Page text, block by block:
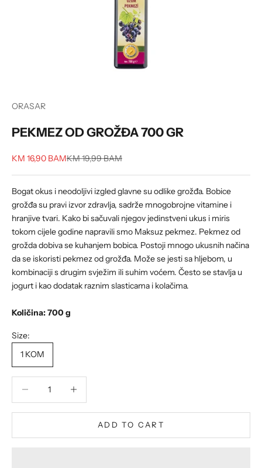
ORASAR
PEKMEZ OD GROŽĐA 700 GR
Sale price
KM 16,90 BAMRegular price
KM 19,99 BAM
Bogat okus i neodoljivi izgled glavne su odlike grožđa. Bobice
grožđa su pravi izvor zdravlja, sadrže mnogobrojne vitamine i
hranjive tvari. Kako bi sačuvali njegov jedinstveni ukus i miris
tokom cijele godine napravili smo Maksuz pekmez. Pekmez od
grožda dobiva se kuhanjem bobica. Postoji mnogo ukusnih načina
da se iskoristi pekmez od grožđa. Može se jesti sa hljebom, u
kombinaciji s drugim svježim ili suhim voćem. Često se stavlja u
jogurt i kao dodatak raznim slasticama i kolačima.
Količina: 700 g
Size:
1 KOM
ADD TO CART